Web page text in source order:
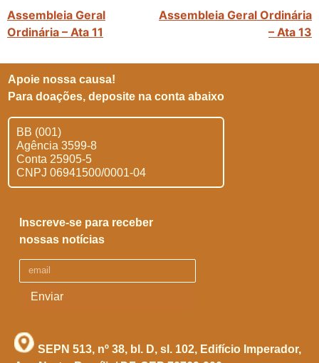
Assembleia Geral
Ordinária – Ata 11
Assembleia Geral Ordinária
– Ata 13
Apoie nossa causa!
Para doações, deposite na conta abaixo
BB (001)
Agência 3599-8
Conta 25905-5
CNPJ 06941500/0001-04
Enviar
Inscreve-se para receber
nossas notícias
SEPN 513, nº 38, bl. D, sl. 102, Edifício Imperador,